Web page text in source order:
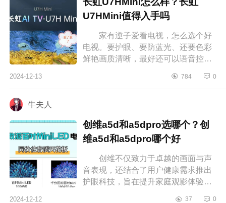
U7HMini值得入手吗
家有逆子爱看电视，怎么选个好
电视。要护眼、要防蓝光、还要色彩
鲜艳画质清晰，最好还可以语音控
长虹U7HMini，下面小编为大家介绍
2024-12-13 784 0
牛夫人
创维a5d和a5dpro选哪个？创
维a5d和a5dpro哪个好
创维不仅致力于卓越的画面与声
音表现，还结合了用户健康需求推出
护眼科技，旨在提升家庭观影体验。
2024-12-12 37 0